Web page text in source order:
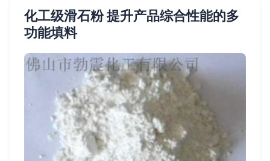
化工级滑石粉 提升产品综合性能的多
功能填料